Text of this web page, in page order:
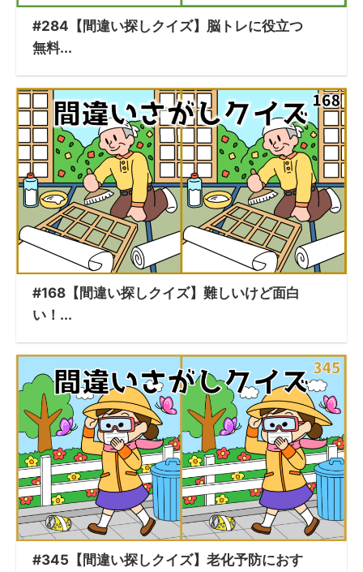
#284【間違い探しクイズ】脳トレに役立つ
無料...
#168【間違い探しクイズ】難しいけど面白
い！...
#345【間違い探しクイズ】老化予防におす